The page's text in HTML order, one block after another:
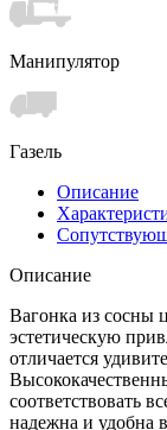
Манипулятор
Газель
Описание
Описание
Вагонка из сосны
эстетическую
отличается
соответствовать
надежна и удобна